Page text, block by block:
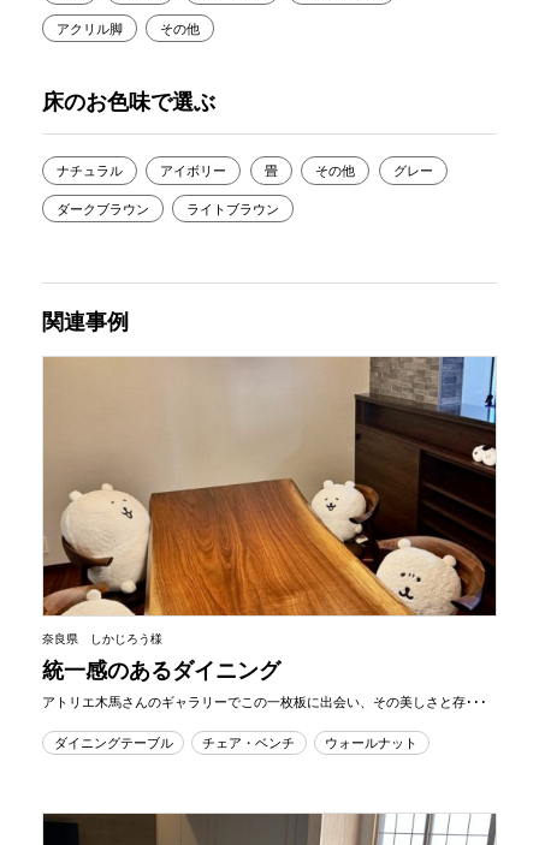
アクリル脚 その他
床のお色味で選ぶ
ナチュラル アイボリー 畳 その他 グレー
ダークブラウン ライトブラウン
関連事例
奈良県 しかじろう様
統一感のあるダイニング
アトリエ木馬さんのギャラリーでこの一枚板に出会い、その美しさと存･･･
ダイニングテーブル チェア・ベンチ ウォールナット